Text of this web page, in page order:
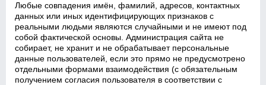
Любые совпадения имён, фамилий, адресов, контактных
данных или иных идентифицирующих признаков с
реальными людьми являются случайными и не имеют под
собой фактической основы. Администрация сайта не
собирает, не хранит и не обрабатывает персональные
данные пользователей, если это прямо не предусмотрено
отдельными формами взаимодействия (с обязательным
получением согласия пользователя в соответствии с